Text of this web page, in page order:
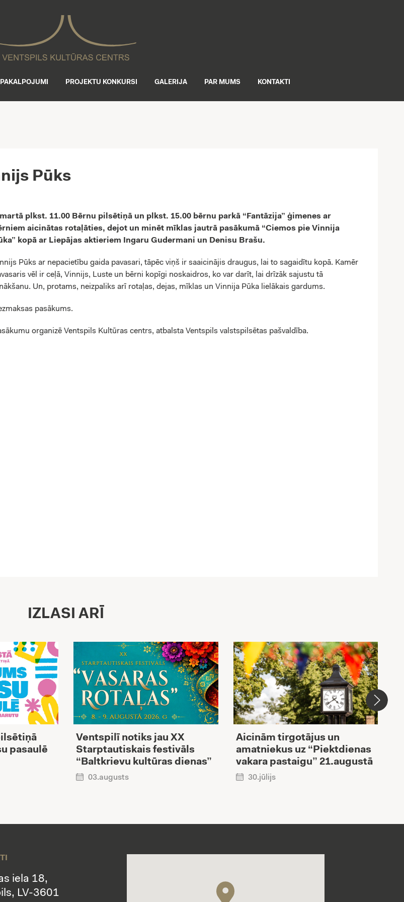
PAKALPOJUMI PROJEKTU KONKURSI GALERIJA PAR MUMS KONTAKTI
Pūks
plkst. 11.00 Bērnu pilsētiņā un plkst. 15.00 bērnu parkā “Fantāzija” ģimenes ar
aicinātas rotaļāties, dejot un minēt mīklas jautrā pasākumā “Ciemos pie Vinnija
kopā ar Liepājas aktieriem Ingaru Gudermani un Denisu Brašu.
Pūks ar nepacietību gaida pavasari, tāpēc viņš ir saaicinājis draugus, lai to sagaidītu kopā. Kamēr
vēl ir ceļā, Vinnijs, Luste un bērni kopīgi noskaidros, ko var darīt, lai drīzāk sajustu tā
Un, protams, neizpaliks arī rotaļas, dejas, mīklas un Vinnija Pūka lielākais gardums.
pasākums.
organizē Ventspils Kultūras centrs, atbalsta Ventspils valstspilsētas pašvaldība.
IZLASI ARĪ
pasaulē
Ventspilī notiks jau XX
Starptautiskais festivāls
“Baltkrievu kultūras dienas”
03.augusts
Aicinām tirgotājus un
amatniekus uz “Piektdienas
vakara pastaigu” 21.augustā
30.jūlijs
iela 18,
LV-3601